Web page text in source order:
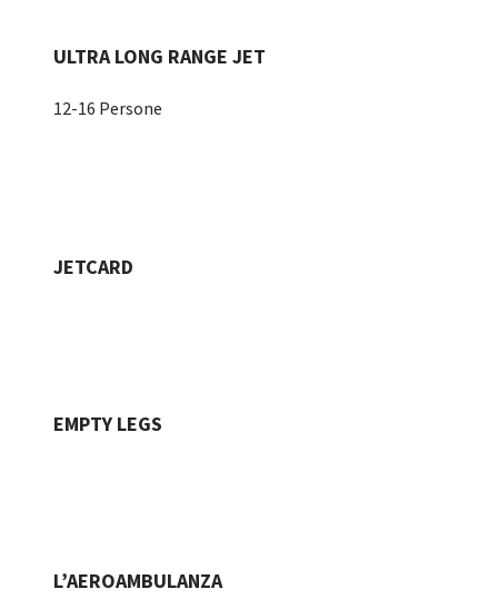
ULTRA LONG RANGE JET
12-16 Persone
JETCARD
EMPTY LEGS
L’AEROAMBULANZA